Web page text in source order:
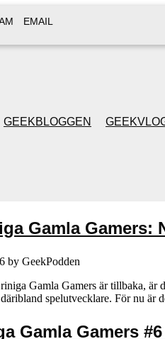
EMAIL
GEEKBLOGGEN
Gamla
by GeekPodden
Gamla Gamers är tillbaka,
spelutvecklare. För nu är
Gamla Gamers